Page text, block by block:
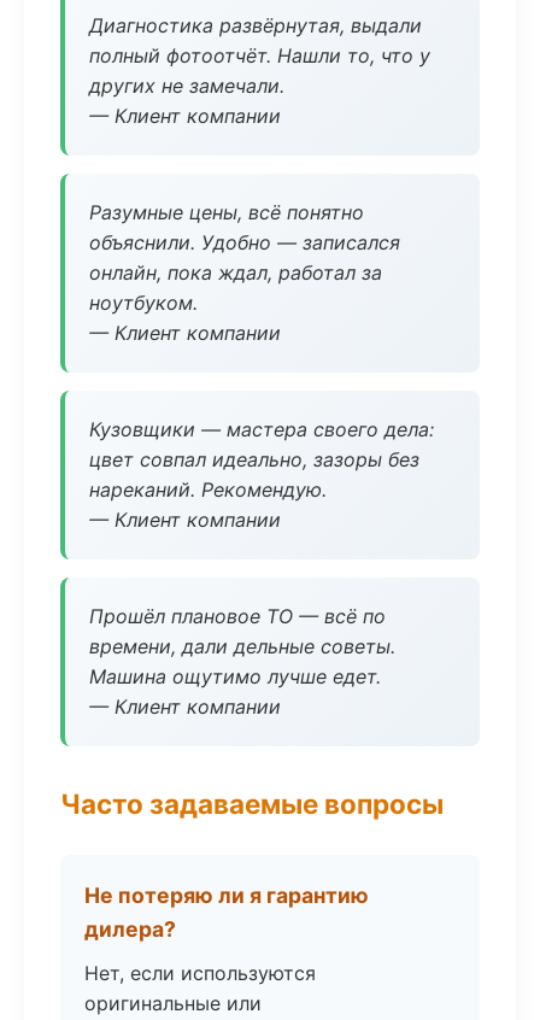
Диагностика развёрнутая, выдали
полный фотоотчёт. Нашли то, что у
других не замечали.
— Клиент компании
Разумные цены, всё понятно
объяснили. Удобно — записался
онлайн, пока ждал, работал за
ноутбуком.
— Клиент компании
Кузовщики — мастера своего дела:
цвет совпал идеально, зазоры без
нареканий. Рекомендую.
— Клиент компании
Прошёл плановое ТО — всё по
времени, дали дельные советы.
Машина ощутимо лучше едет.
— Клиент компании
Часто задаваемые вопросы
Не потеряю ли я гарантию
дилера?
Нет, если используются
оригинальные или